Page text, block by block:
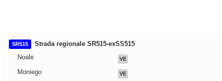
SR515
Strada regionale SR515-exSS515
Noale
VE
Moniego VE